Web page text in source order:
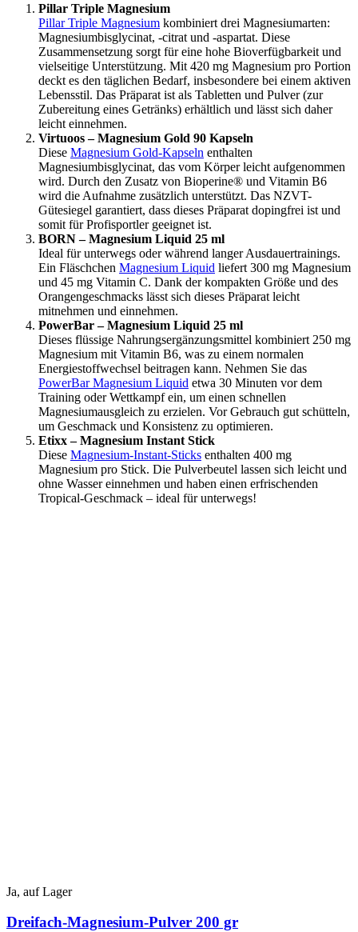
Pillar Triple Magnesium
Pillar Triple Magnesium kombiniert drei Magnesiumarten:
Magnesiumbisglycinat, -citrat und -aspartat. Diese
Zusammensetzung sorgt für eine hohe Bioverfügbarkeit und
vielseitige Unterstützung. Mit 420 mg Magnesium pro Portion
deckt es den täglichen Bedarf, insbesondere bei einem aktiven
Lebensstil. Das Präparat ist als Tabletten und Pulver (zur
Zubereitung eines Getränks) erhältlich und lässt sich daher
leicht einnehmen.
Virtuoos – Magnesium Gold 90 Kapseln
Diese Magnesium Gold-Kapseln enthalten
Magnesiumbisglycinat, das vom Körper leicht aufgenommen
wird. Durch den Zusatz von Bioperine® und Vitamin B6
wird die Aufnahme zusätzlich unterstützt. Das NZVT-
Gütesiegel garantiert, dass dieses Präparat dopingfrei ist und
somit für Profisportler geeignet ist.
BORN – Magnesium Liquid 25 ml
Ideal für unterwegs oder während langer Ausdauertrainings.
Ein Fläschchen Magnesium Liquid liefert 300 mg Magnesium
und 45 mg Vitamin C. Dank der kompakten Größe und des
Orangengeschmacks lässt sich dieses Präparat leicht
mitnehmen und einnehmen.
PowerBar – Magnesium Liquid 25 ml
Dieses flüssige Nahrungsergänzungsmittel kombiniert 250 mg
Magnesium mit Vitamin B6, was zu einem normalen
Energiestoffwechsel beitragen kann. Nehmen Sie das
PowerBar Magnesium Liquid etwa 30 Minuten vor dem
Training oder Wettkampf ein, um einen schnellen
Magnesiumausgleich zu erzielen. Vor Gebrauch gut schütteln,
um Geschmack und Konsistenz zu optimieren.
Etixx – Magnesium Instant Stick
Diese Magnesium-Instant-Sticks enthalten 400 mg
Magnesium pro Stick. Die Pulverbeutel lassen sich leicht und
ohne Wasser einnehmen und haben einen erfrischenden
Tropical-Geschmack – ideal für unterwegs!
Ja, auf Lager
Dreifach-Magnesium-Pulver 200 gr